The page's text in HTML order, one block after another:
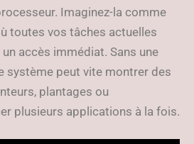
Imaginez-la comme
toutes vos tâches actuelles
accès immédiat. Sans une
système peut vite montrer des
plantages ou
plusieurs applications à la fois.